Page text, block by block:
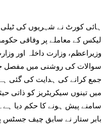
ہائی کورٹ نے شہریوں کی ٹیلی
لیکس کے معاملے پر وفاقی
وزیراعظم، وزارت داخلہ اور
جمع کرانے کی ہدایت کی گئی
سامنے پیش ہونے کا حکم دیا
بابر ستار نے سابق چیف جسٹس